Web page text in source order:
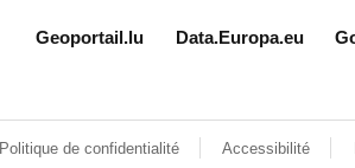
Geoportail.lu Data.Europa.eu
Politique de confidentialité Accessibilité